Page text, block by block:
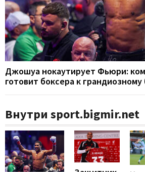
Джошуа нокаутирует Фьюри:
готовит боксера к
Внутри sport.bigmir.net